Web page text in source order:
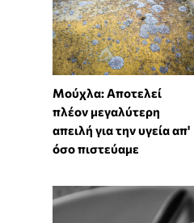
Μούχλα: Αποτελεί
πλέον μεγαλύτερη
απειλή για την υγεία απ'
όσο πιστεύαμε